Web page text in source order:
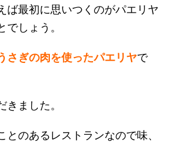
ば最初に思いつくのがパエリヤ
でしょう。
さぎの肉を使ったパエリヤで
きました。
とのあるレストランなので味、